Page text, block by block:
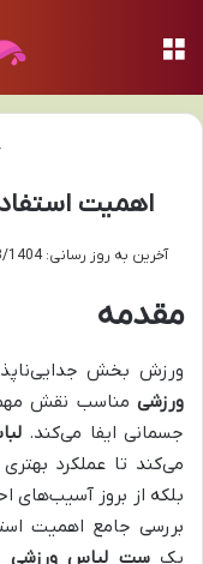
اهمیت
آخرین به روز رسانی: 04/03/1404
مقدمه
ورزش بخش
ورزشی مناسب نقش
جسمانی ایفا می‌کند.
می‌کند تا عملکرد
بلکه از بروز آسیب‌های
بررسی جامع اهمیت
یکست لباس ورزشی